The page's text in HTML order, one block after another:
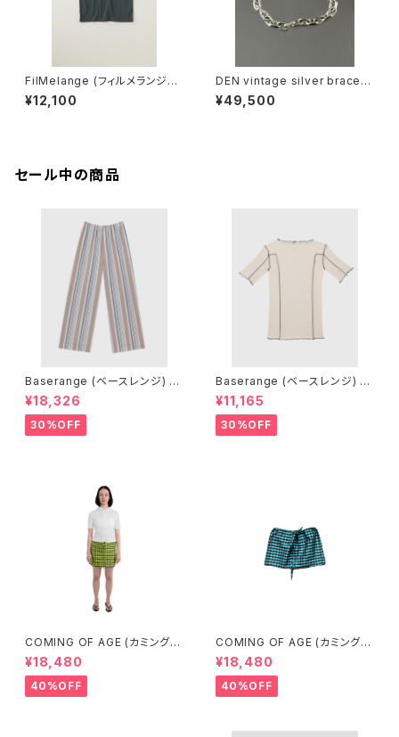
FilMelange (フィルメランジェ)
EMMA / エマ VINTAGE TENJ
IKU (charcoal khaki)
¥12,100
DEN vintage silver bracele
t
¥49,500
セール中の商品
Baserange (ベースレンジ) C
LAUDE PANTS (MARTINIQ
UE BRICK)
¥18,326
30%OFF
Baserange (ベースレンジ) O
MATO 3/4 TEE SHIRT (DYL
AN BEIGE)
¥11,165
30%OFF
COMING OF AGE (カミングオ
ブエイジ) DRAWSTRING MIN
I SKIRT (GINGHAM LIME/BL
ACK）
¥18,480
40%OFF
COMING OF AGE (カミングオ
ブエイジ) DRAWSTRING MIN
I SKIRT（GINGHAM TURQU
OISE/BROWN）
¥18,480
40%OFF